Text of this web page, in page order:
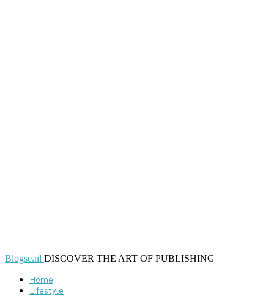
Blogse.nl DISCOVER THE ART OF PUBLISHING
Home
Lifestyle